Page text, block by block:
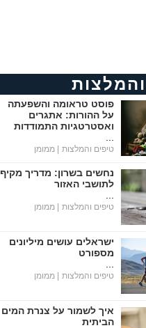
פוסט טראומה והשפעתה
על ההורות: אתגרים
ואסטרטגיות התמודדות
טיפים והמלצות | ממומן
נחשים בשרון: מדריך מקיף
לתושבי האזור
טיפים והמלצות | ממומן
ישראלים עושים מיליונים
מספורט
טיפים והמלצות | ממומן
איך לשמור על צנרת המים
הביתית